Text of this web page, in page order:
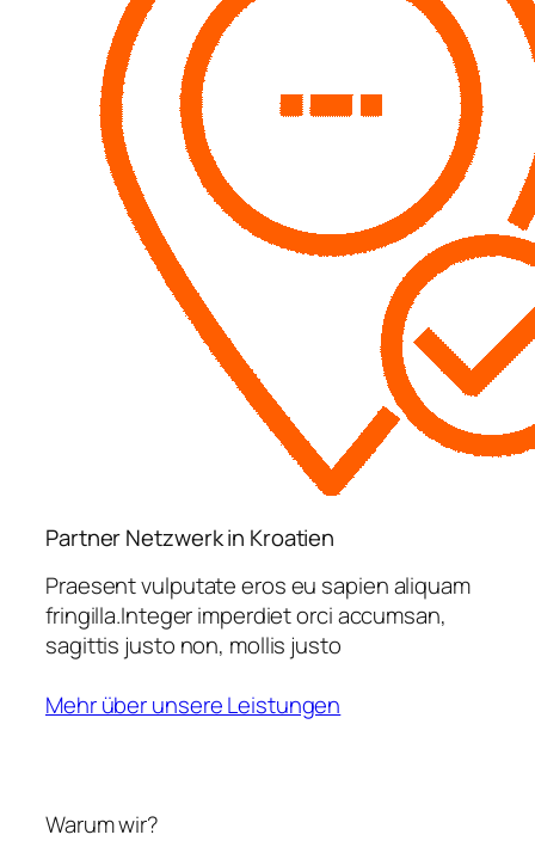
Partner Netzwerk in Kroatien
Praesent vulputate eros eu sapien aliquam
fringilla.Integer imperdiet orci accumsan,
sagittis justo non, mollis justo
Mehr über unsere Leistungen
Warum wir?